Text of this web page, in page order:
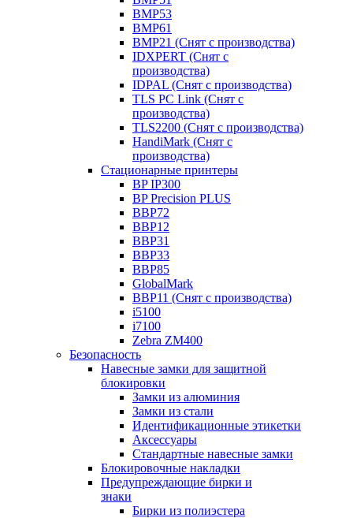
BMP53
BMP61
BMP21 (Снят с производства)
IDXPERT (Снят с
производства)
IDPAL (Снят с производства)
TLS PC Link (Снят с
производства)
TLS2200 (Снят с производства)
HandiMark (Снят с
производства)
Стационарные принтеры
BP IP300
BP Precision PLUS
BBP72
BBP12
BBP31
BBP33
BBP85
GlobalMark
BBP11 (Снят с производства)
i5100
i7100
Zebra ZM400
Безопасность
Навесные замки для защитной
блокировки
Замки из алюминия
Замки из стали
Идентификационные этикетки
Аксессуары
Стандартные навесные замки
Блокировочные накладки
Предупреждающие бирки и
знаки
Бирки из полиэстера